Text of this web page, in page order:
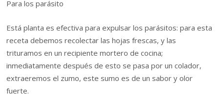
Para los parásito
Está planta es efectiva para expulsar los parásitos: para esta
receta debemos recolectar las hojas frescas, y las
trituramos en un recipiente mortero de cocina;
inmediatamente después de esto se pasa por un colador,
extraeremos el zumo, este sumo es de un sabor y olor
fuerte.